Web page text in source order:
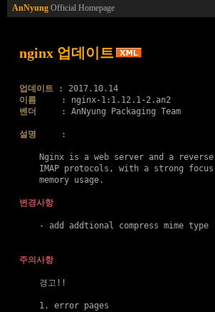
AnNyung Official Homepage
nginx 업데이트
업데이트
: 2017.10.14
이름
     : nginx-1:1.12.1-2.an2
벤더
     : AnNyung Packaging Team
설명
     :
Nginx is a web server and a
IMAP protocols, with a strong
    memory usage.
변경사항
- add addtional compress mime type
주의사항
    경고!!
    1. error pages